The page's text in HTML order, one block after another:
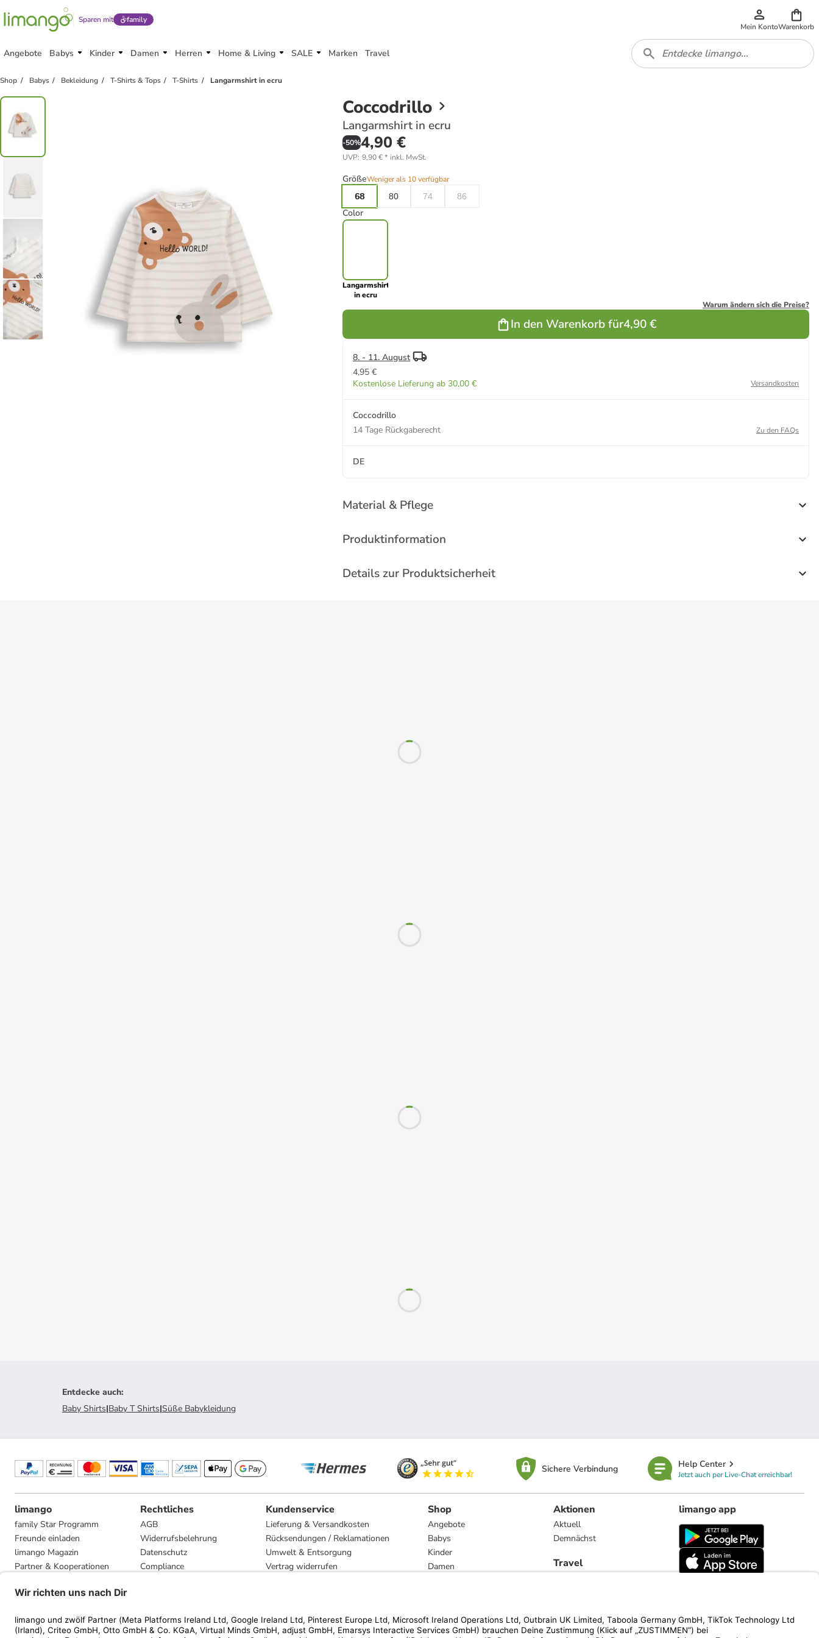
Sparen mit family
Mein KontoWarenkorb
Angebote Babys Kinder Damen Herren Home & Living SALE Marken Travel
Shop Babys Bekleidung T-Shirts & Tops T-Shirts Langarmshirt in ecru
Coccodrillo
Langarmshirt in ecru
-50%4,90 €
UVP: 9,90 €* inkl. MwSt.
GrößeWeniger als 10 verfügbar
68
80 74 86
Color
Langarmshirt
in ecru
Warum ändern sich die Preise?
In den Warenkorb für4,90 €
8. - 11. August
4,95 €
Kostenlose Lieferung ab 30,00 €
Versandkosten
Coccodrillo
14 Tage Rückgaberecht
Zu den FAQs
DE
Material & Pflege
Produktinformation
Details zur Produktsicherheit
Entdecke auch:
Baby Shirts|Baby T Shirts|Süße Babykleidung
Sichere Verbindung Help Center
Jetzt auch per Live-Chat erreichbar!
limango
family Star Programm
Freunde einladen
limango Magazin
Partner & Kooperationen
Presse
Rechtliches
AGB
Widerrufsbelehrung
Datenschutz
Compliance
Kundenservice
Lieferung & Versandkosten
Rücksendungen / Reklamationen
Umwelt & Entsorgung
Vertrag widerrufen
Shop
Angebote
Babys
Kinder
Damen
Marken
Aktionen
Aktuell
Demnächst
Travel
limango app